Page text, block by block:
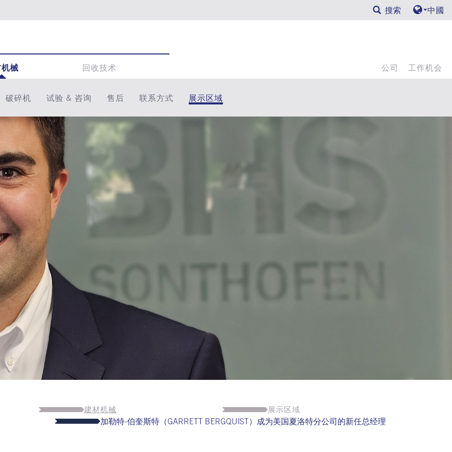
搜索 中國
械 回收技术 公司 工作机会
破碎机 试验 & 咨询 售后 联系方式 展示区域
建材机械 展示区域
加勒特-伯奎斯特（GARRETT BERGQUIST）成为美国夏洛特分公司的新任总经理